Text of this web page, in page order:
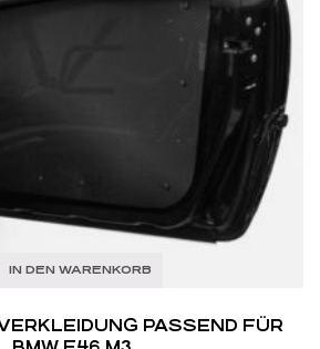
IN DEN WARENKORB
PASSEND FÜR